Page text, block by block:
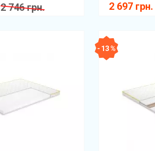
2 746 грн. 2 697 грн.
- 13 %